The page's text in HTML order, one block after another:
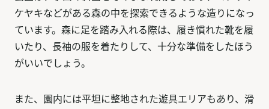
ケヤキなどがある森の中を探索できるような造りになっ
ています。森に足を踏み入れる際は、履き慣れた靴を履
いたり、長袖の服を着たりして、十分な準備をしたほう
がいいでしょう。
また、園内には平坦に整地された遊具エリアもあり、滑